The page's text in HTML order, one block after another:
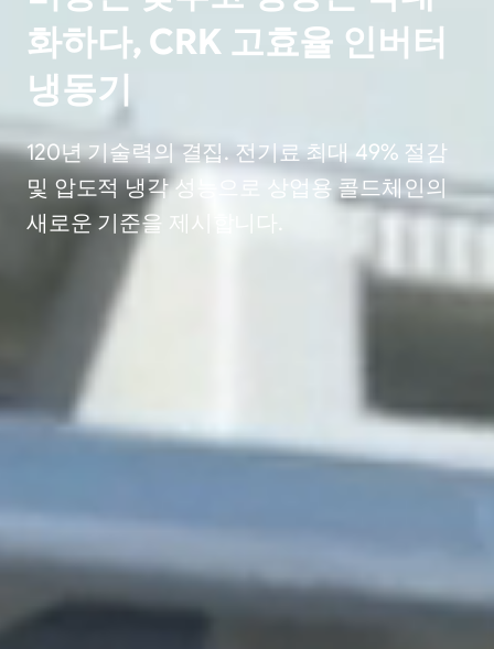
화하다, CRK 고효율 인버터
냉동기
120년 기술력의 결집. 전기료 최대 49% 절감
및 압도적 냉각 성능으로 상업용 콜드체인의
새로운 기준을 제시합니다.